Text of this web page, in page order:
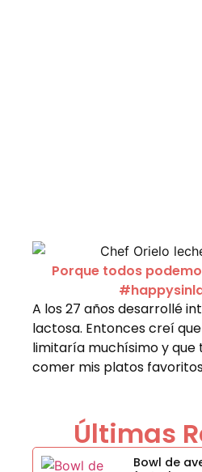
Porque todos
A los 27 años desarrollé
lactosa. Entonces creí
limitaría muchísimo y que
comer mis platos
Últimas
Bowl de